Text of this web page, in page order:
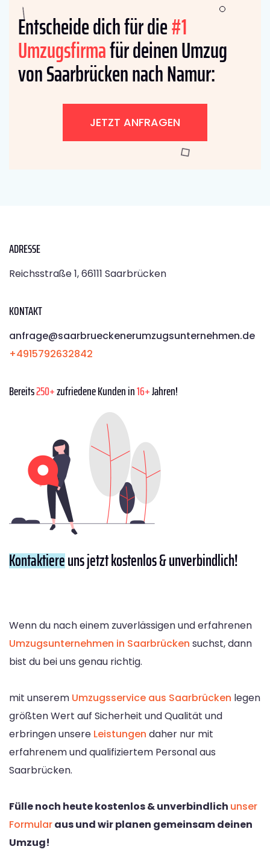
Entscheide dich für die#1
Umzugsfirmafür deinen Umzug
von Saarbrücken nach Namur:
JETZT ANFRAGEN
ADRESSE
Reichsstraße 1, 66111 Saarbrücken
KONTAKT
anfrage@saarbrueckenerumzugsunternehmen.de
+4915792632842
Bereits250+zufriedene Kunden in16+Jahren!
Kontaktiereuns jetzt kostenlos & unverbindlich!
Wenn du nach einem zuverlässigen und erfahrenen
Umzugsunternehmen in Saarbrücken suchst, dann
bist du bei uns genau richtig.
mit unserem Umzugsservice aus Saarbrücken legen
größten Wert auf Sicherheit und Qualität und
erbringen unsere Leistungen daher nur mit
erfahrenem und qualifiziertem Personal aus
Saarbrücken.
Fülle noch heute kostenlos & unverbindlich unser
Formularaus und wir planen gemeinsam deinen
Umzug!